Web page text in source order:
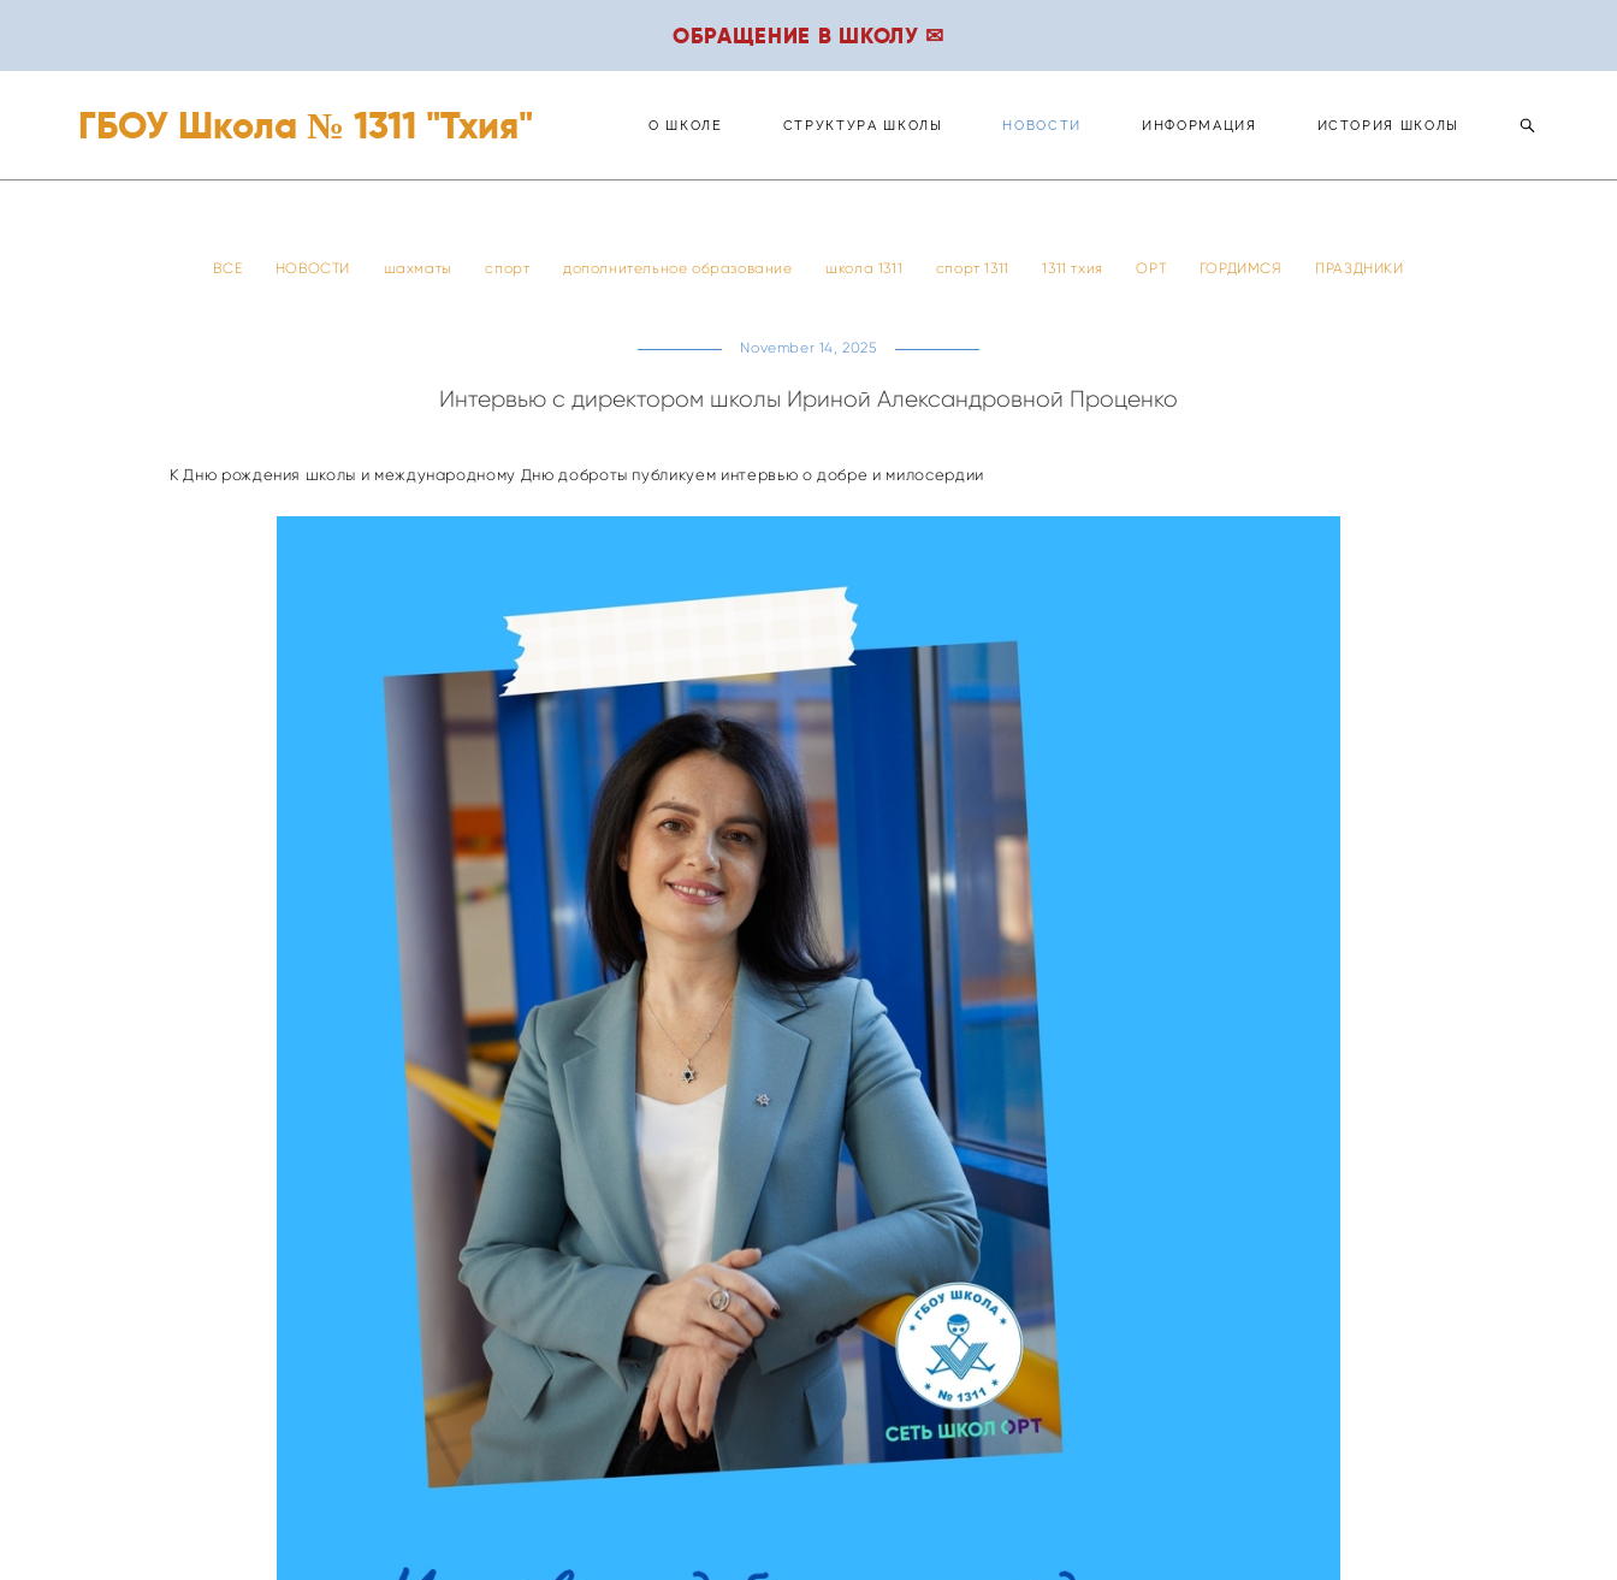
ОБРАЩЕНИЕ В ШКОЛУ ✉
ГБОУ Школа № 1311 "Тхия" О ШКОЛЕ СТРУКТУРА ШКОЛЫ НОВОСТИ ИНФОРМАЦИЯ ИСТОРИЯ ШКОЛЫ
ВСЕ НОВОСТИ шахматы спорт дополнительное образование школа 1311 спорт 1311 1311 тхия ОРТ ГОРДИМСЯ ПРАЗДНИКИ
November 14, 2025
Интервью с директором школы Ириной Александровной Проценко
К Дню рождения школы и международному Дню доброты публикуем интервью о добре и милосердии